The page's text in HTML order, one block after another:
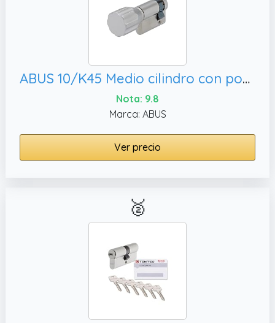
ABUS 10/K45 Medio cilindro con pomo - semicilindro con pomo redondo para cerrar sin llave - para puertas de baño, armarios eléctricos o barras de seguridad - plateado - 67120
Nota: 9.8
Marca: ABUS
Ver precio
🥈